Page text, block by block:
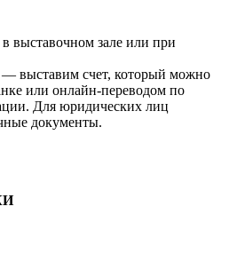
выставочном зале или при
— выставим счет, который можно
или онлайн-переводом по
Для юридических лиц
документы.